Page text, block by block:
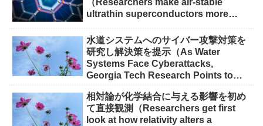
（Researchers make air-stable
ultrathin superconductors more
水道システムへのサイバー攻撃対策を
研究し解決策を提示（As Water
Systems Face Cyberattacks,
Georgia Tech Research Points to
相対論が化学結合に与える影響を初め
て直接観測（Researchers get first
look at how relativity alters a